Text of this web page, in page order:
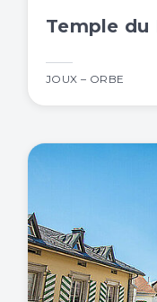
Temple du
JOUX – ORBE